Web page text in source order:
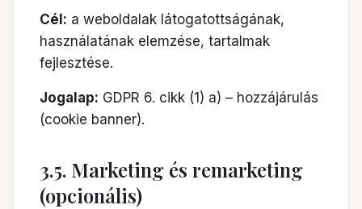
Cél: a weboldalak látogatottságának,
használatának elemzése, tartalmak
fejlesztése.
Jogalap: GDPR 6. cikk (1) a) – hozzájárulás
(cookie banner).
3.5. Marketing és remarketing
(opcionális)